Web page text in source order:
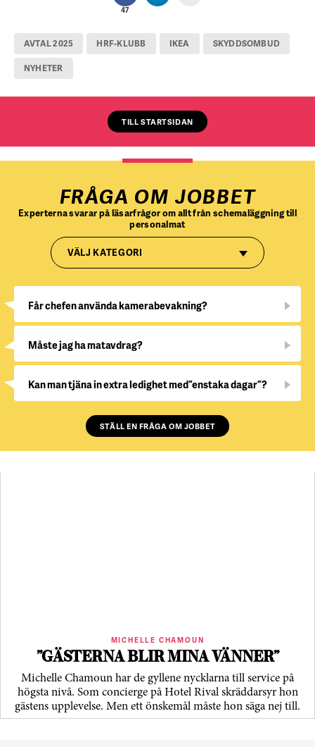
47
AVTAL 2025 HRF-KLUBB IKEA SKYDDSOMBUD
NYHETER
TILL STARTSIDAN
FRÅGA OM JOBBET
Experterna svarar på läsarfrågor om allt från schemaläggning till
personalmat
VÄLJ KATEGORI
Får chefen använda kamerabevakning?
Måste jag ha matavdrag?
Kan man tjäna in extra ledighet med ”enstaka dagar”?
STÄLL EN FRÅGA OM JOBBET
MICHELLE CHAMOUN
”GÄSTERNA BLIR MINA VÄNNER”
Michelle Chamoun har de gyllene nycklarna till service på
högsta nivå. Som concierge på Hotel Rival skräddarsyr hon
gästens upp­levelse. Men ett önskemål måste hon säga nej till.